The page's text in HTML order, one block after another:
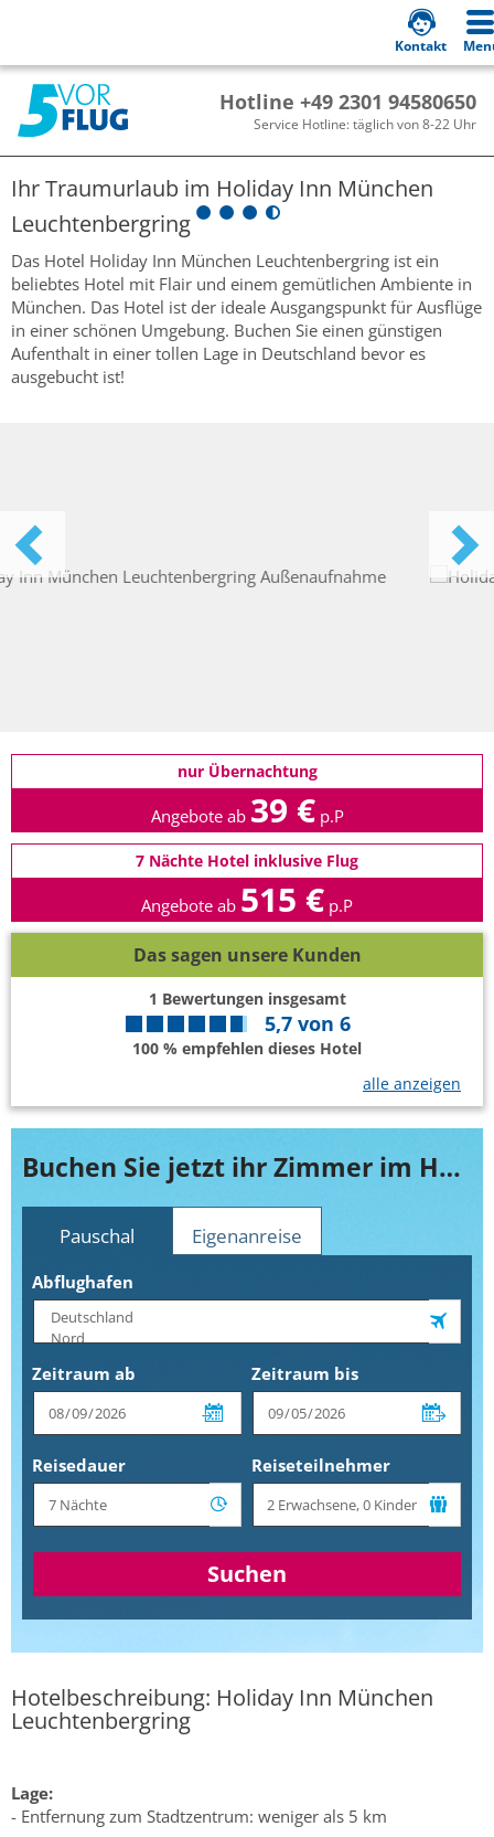
Hotline +49 2301 94580650
Service Hotline: täglich von 8-22 Uhr
Kontakt
Ihr Traumurlaub im Holiday Inn München
Leuchtenbergring
Das Hotel Holiday Inn München Leuchtenbergring ist ein
beliebtes Hotel mit Flair und einem gemütlichen Ambiente in
München. Das Hotel ist der ideale Ausgangspunkt für Ausflüge
in einer schönen Umgebung. Buchen Sie einen günstigen
Aufenthalt in einer tollen Lage in Deutschland bevor es
ausgebucht ist!
nur Übernachtung
Angebote ab 39 € p.P
7 Nächte Hotel inklusive Flug
Angebote ab 515 € p.P
Das sagen unsere Kunden
1 Bewertungen insgesamt
5,7 von 6
100 % empfehlen dieses Hotel
alle anzeigen
Buchen Sie jetzt ihr Zimmer im Holiday Inn München Leuchtenbergring
Pauschal Eigenanreise
Abflughafen
Zeitraum ab Zeitraum bis
Reisedauer Reiseteilnehmer
Suchen
Hotelbeschreibung: Holiday Inn München
Leuchtenbergring
Lage:
- Entfernung zum Stadtzentrum: weniger als 5 km